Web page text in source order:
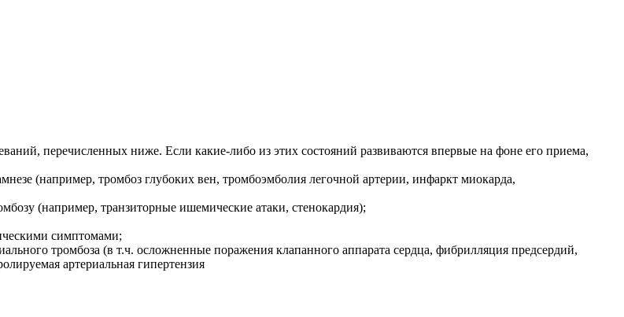
перечисленных ниже. Если какие-либо из этих состояний развиваются впервые на фоне его приема,
(например, тромбоз глубоких вен, тромбоэмболия легочной артерии, инфаркт миокарда,
(например, транзиторные ишемические атаки, стенокардия);
симптомами;
тромбоза (в т.ч. осложненные поражения клапанного аппарата сердца, фибрилляция предсердий,
артериальная гипертензия